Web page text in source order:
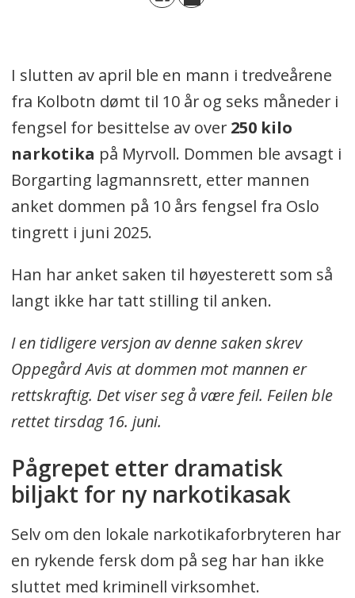
I slutten av april ble en mann i tredveårene
fra Kolbotn dømt til 10 år og seks måneder i
fengsel for besittelse av over 250 kilo
narkotika på Myrvoll. Dommen ble avsagt i
Borgarting lagmannsrett, etter mannen
anket dommen på 10 års fengsel fra Oslo
tingrett i juni 2025.
Han har anket saken til høyesterett som så
langt ikke har tatt stilling til anken.
I en tidligere versjon av denne saken skrev
Oppegård Avis at dommen mot mannen er
rettskraftig. Det viser seg å være feil. Feilen ble
rettet tirsdag 16. juni.
Pågrepet etter dramatisk
biljakt for ny narkotikasak
Selv om den lokale narkotikaforbryteren har
en rykende fersk dom på seg har han ikke
sluttet med kriminell virksomhet.